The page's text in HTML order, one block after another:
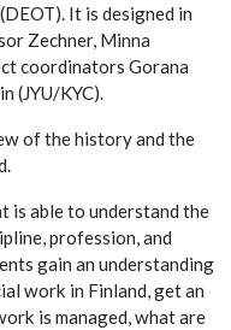
(DEOT). It is designed in
Zechner, Minna
coordinators Gorana
(JYU/KYC).
of the history and the
is able to understand the
profession, and
gain an understanding
work in Finland, get an
is managed, what are